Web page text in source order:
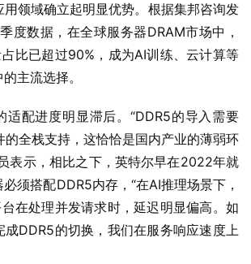
用领域确立起明显优势。根据集邦咨询发
度数据，在全球服务器DRAM市场中，
比已超过90%，成为AI训练、云计算等
主流选择。
适配进度明显滞后。“DDR5的导入需要
的全栈支持，这恰恰是国内产业的薄弱环
表示，相比之下，英特尔早在2022年就
须搭配DDR5内存，“在AI推理场景下，
在处理并发请求时，延迟明显偏高。如
成DDR5的切换，我们在服务响应速度上